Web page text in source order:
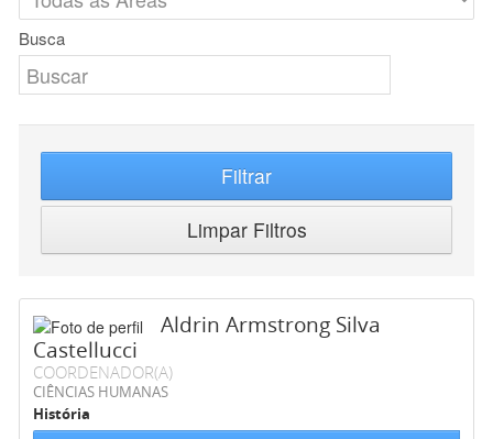
Busca
Filtrar
Limpar Filtros
Aldrin Armstrong Silva
Castellucci
COORDENADOR(A)
CIÊNCIAS HUMANAS
História